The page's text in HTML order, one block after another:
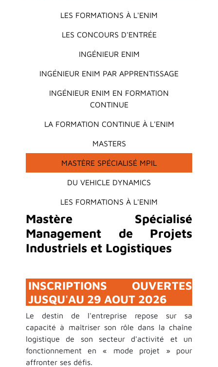
Main menuLES FORMATIONS À L'ENIM
LES CONCOURS D'ENTRÉE
INGÉNIEUR ENIM
INGÉNIEUR ENIM PAR APPRENTISSAGE
INGÉNIEUR ENIM EN FORMATION
CONTINUE
LA FORMATION CONTINUE À L'ENIM
MASTERS
MASTÈRE SPÉCIALISÉ MPIL
DU VEHICLE DYNAMICS
LES FORMATIONS À L'ENIM
Mastère Spécialisé
Management de Projets
Industriels et Logistiques
INSCRIPTIONS OUVERTES
JUSQU'AU 29 AOUT 2026
Le destin de l'entreprise repose sur sa
capacité à maîtriser son rôle dans la chaîne
logistique de son secteur d'activité et un
fonctionnement en « mode projet » pour
affronter ses défis.